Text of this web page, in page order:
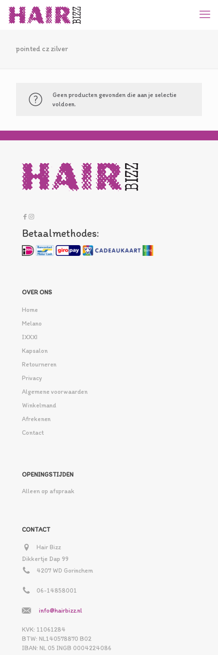
pointed cz zilver
Geen producten gevonden die aan je selectie
voldoen.
Betaalmethodes:
OVER ONS
Home
Melano
IXXXI
Kapsalon
Retourneren
Privacy
Algemene voorwaarden
Winkelmand
Afrekenen
Contact
OPENINGSTIJDEN
Alleen op afspraak
CONTACT
Hair Bizz
Dikkertje Dap 99
4207 WD Gorinchem
06-14858001
info@hairbizz.nl
KVK: 11061284
BTW: NL140578870 B02
IBAN: NL 05 INGB 0004224086